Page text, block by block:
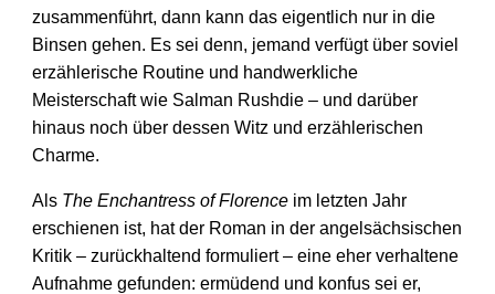
zusammenführt, dann kann das eigentlich nur in die
Binsen gehen. Es sei denn, jemand verfügt über soviel
erzählerische Routine und handwerkliche
Meisterschaft wie Salman Rushdie – und darüber
hinaus noch über dessen Witz und erzählerischen
Charme.
Als The Enchantress of Florenceim letzten Jahr
erschienen ist, hat der Roman in der angelsächsischen
Kritik – zurückhaltend formuliert – eine eher verhaltene
Aufnahme gefunden: ermüdend und konfus sei er,